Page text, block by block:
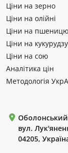
Ціни на зерно
Ціни на олійні
Ціни на пшеницю
Ціни на кукурудзу
Ціни на сою
Аналітика цін
Методологія
Оболонський
вул.
04205,